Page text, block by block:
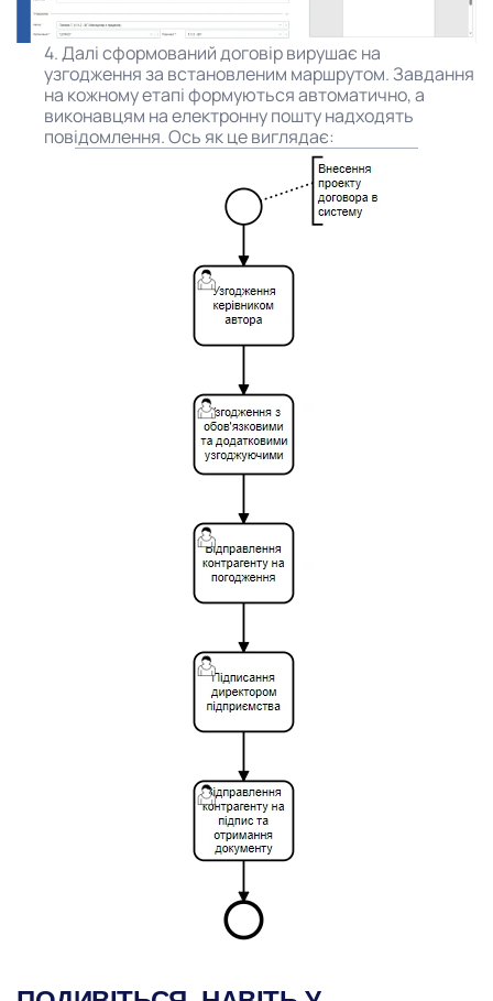
4. Далі сформований договір вирушає на
узгодження за встановленим маршрутом. Завдання
на кожному етапі формуються автоматично, а
виконавцям на електронну пошту надходять
повідомлення. Ось як це виглядає: